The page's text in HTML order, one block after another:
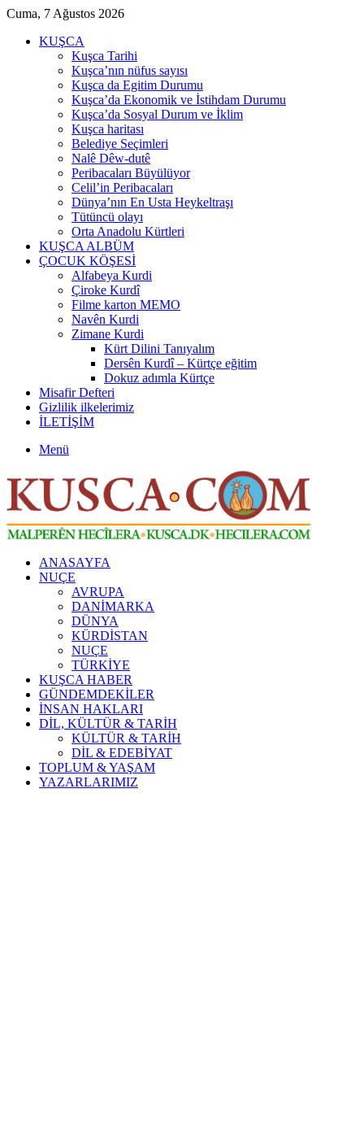
Cuma, 7 Ağustos 2026
KUŞCA
Kuşca Tarihi
Kuşca’nın nüfus sayısı
Kuşca da Egitim Durumu
Kuşca’da Ekonomik ve İstihdam Durumu
Kuşca’da Sosyal Durum ve İklim
Kuşca haritası
Belediye Seçimleri
Nalê Dêw-dutê
Peribacaları Büyülüyor
Celil’in Peribacaları
Dünya’nın En Usta Heykeltraşı
Tütüncü olayı
Orta Anadolu Kürtleri
KUŞCA ALBÜM
ÇOCUK KÖŞESİ
Alfabeya Kurdi
Çiroke Kurdî
Filme karton MEMO
Navên Kurdi
Zimane Kurdi
Kürt Dilini Tanıyalım
Dersên Kurdî – Kürtçe eğitim
Dokuz adımla Kürtçe
Misafir Defteri
Gizlilik ilkelerimiz
İLETİŞİM
Menü
ANASAYFA
NUÇE
AVRUPA
DANİMARKA
DÜNYA
KÜRDİSTAN
NUÇE
TÜRKİYE
KUŞCA HABER
GÜNDEMDEKİLER
İNSAN HAKLARI
DİL, KÜLTÜR & TARİH
KÜLTÜR & TARİH
DİL & EDEBİYAT
TOPLUM & YAŞAM
YAZARLARIMIZ